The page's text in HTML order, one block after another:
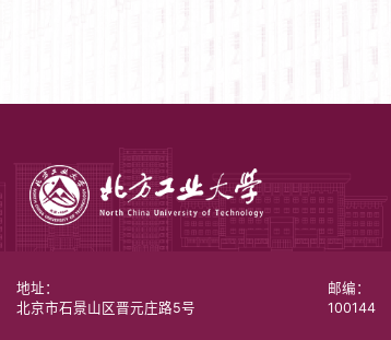
地址：
北京市石景山区晋元庄路5号
邮编：
100144